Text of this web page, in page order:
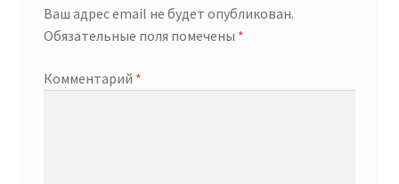
Ваш адрес email не будет опубликован.
Обязательные поля помечены *
Комментарий *